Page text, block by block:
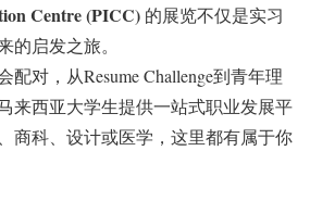
Centre (PICC) 的展览不仅是实习
的启发之旅。
配对，从Resume Challenge到青年理
来西亚大学生提供一站式职业发展平
商科、设计或医学，这里都有属于你